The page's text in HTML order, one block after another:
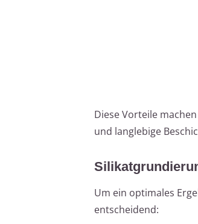
Diese Vorteile
und langlebige
Um ein optimales
entscheidend: